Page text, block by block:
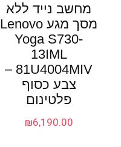
מחשב נייד ללא
מסך מגע Lenovo
Yoga S730-
13IML
81U4004MIV –
צבע כסוף
פלטינום
₪6,190.00